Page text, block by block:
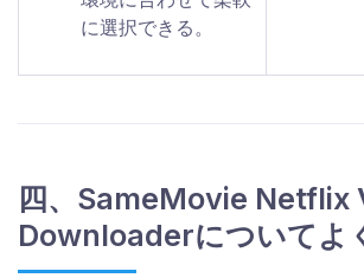
に選択できる。
四、SameMovie Netflix
Downloaderについてよ